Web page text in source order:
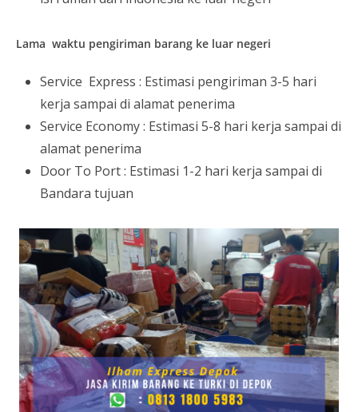
Lama waktu pengiriman barang ke luar negeri
Service Express : Estimasi pengiriman 3-5 hari
kerja sampai di alamat penerima
Service Economy : Estimasi 5-8 hari kerja sampai di
alamat penerima
Door To Port : Estimasi 1-2 hari kerja sampai di
Bandara tujuan